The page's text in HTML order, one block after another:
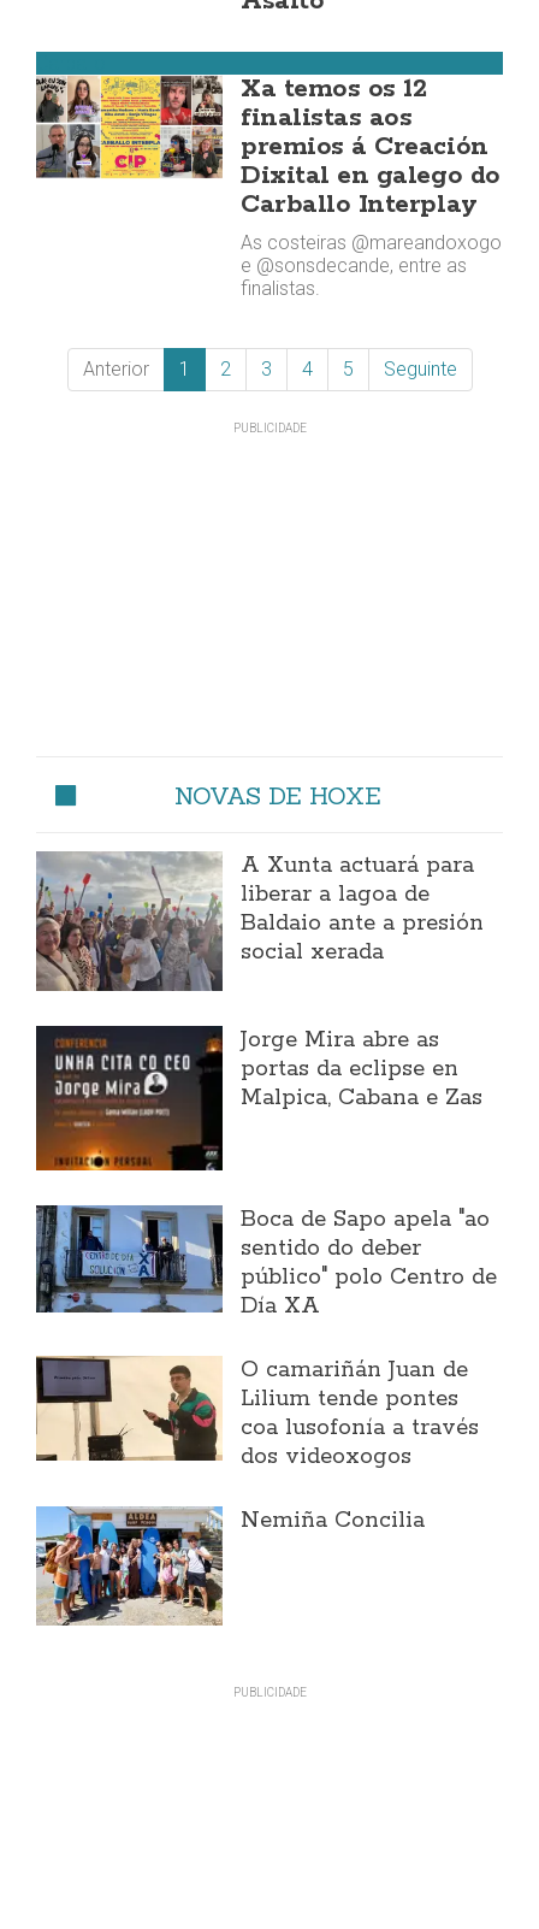
Xa temos os 12
finalistas aos
premios á Creación
Dixital en galego do
Carballo Interplay
As costeiras @mareandoxogo
e @sonsdecande, entre as
finalistas.
Anterior 1 2 3 4 5 Seguinte
NOVAS DE HOXE
A Xunta actuará para
liberar a lagoa de
Baldaio ante a presión
social xerada
Jorge Mira abre as
portas da eclipse en
Malpica, Cabana e Zas
Boca de Sapo apela "ao
sentido do deber
público" polo Centro de
Día XA
O camariñán Juan de
Lilium tende pontes
coa lusofonía a través
dos videoxogos
Nemiña Concilia